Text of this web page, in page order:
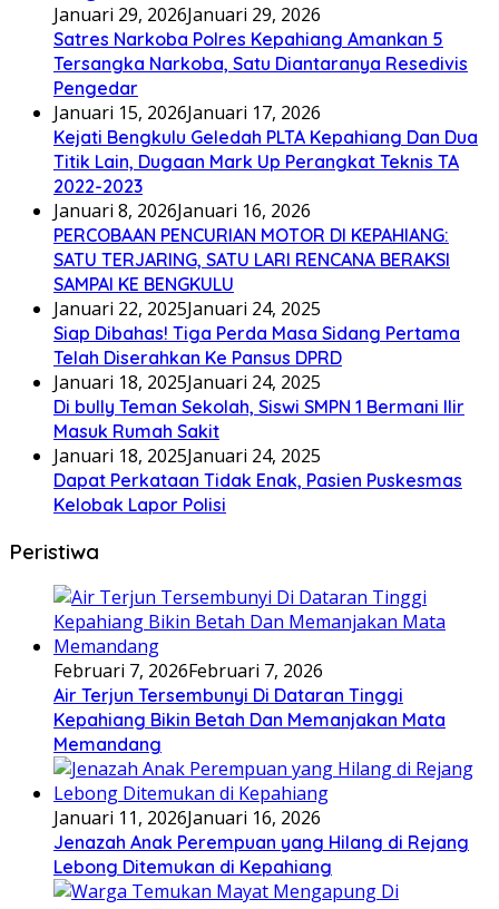
Januari 29, 2026Januari 29, 2026
Satres Narkoba Polres Kepahiang Amankan 5
Tersangka Narkoba, Satu Diantaranya Resedivis
Pengedar
Januari 15, 2026Januari 17, 2026
Kejati Bengkulu Geledah PLTA Kepahiang Dan Dua
Titik Lain, Dugaan Mark Up Perangkat Teknis TA
2022-2023
Januari 8, 2026Januari 16, 2026
PERCOBAAN PENCURIAN MOTOR DI KEPAHIANG:
SATU TERJARING, SATU LARI RENCANA BERAKSI
SAMPAI KE BENGKULU
Januari 22, 2025Januari 24, 2025
Siap Dibahas! Tiga Perda Masa Sidang Pertama
Telah Diserahkan Ke Pansus DPRD
Januari 18, 2025Januari 24, 2025
Di bully Teman Sekolah, Siswi SMPN 1 Bermani Ilir
Masuk Rumah Sakit
Januari 18, 2025Januari 24, 2025
Dapat Perkataan Tidak Enak, Pasien Puskesmas
Kelobak Lapor Polisi
Peristiwa
Februari 7, 2026Februari 7, 2026
Air Terjun Tersembunyi Di Dataran Tinggi
Kepahiang Bikin Betah Dan Memanjakan Mata
Memandang
Januari 11, 2026Januari 16, 2026
Jenazah Anak Perempuan yang Hilang di Rejang
Lebong Ditemukan di Kepahiang